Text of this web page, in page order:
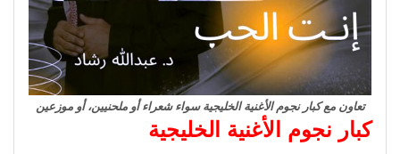
تعاون مع كبار نجوم الأغنية الخليجية سواء شعراء أو ملحنيين، أو موزعين
كبار نجوم الأغنية الخليجية